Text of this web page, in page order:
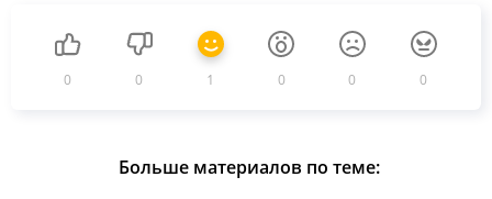
0 0 1 0 0 0
Больше материалов по теме: